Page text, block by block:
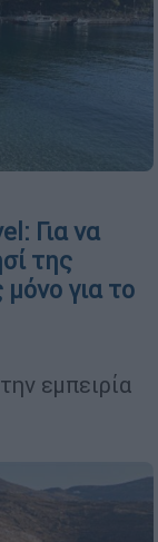
Για να
της
μόνο για το
εμπειρία